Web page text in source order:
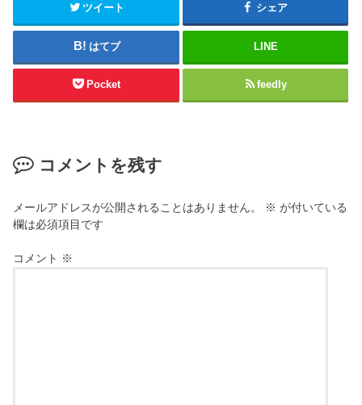
ツイート シェア
はてブ LINE
Pocket feedly
コメントを残す
メールアドレスが公開されることはありません。 ※ が付いている
欄は必須項目です
コメント ※